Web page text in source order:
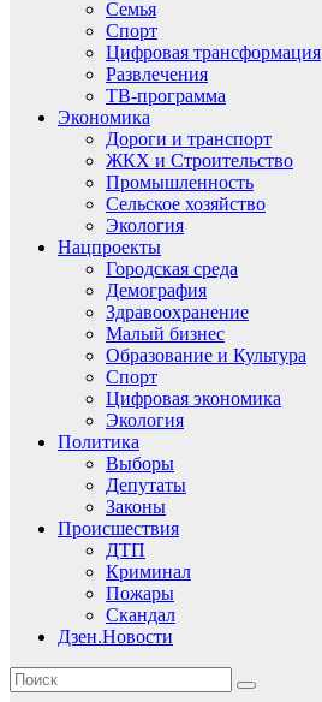
Семья
Спорт
Цифровая трансформация
Развлечения
ТВ-программа
Экономика
Дороги и транспорт
ЖКХ и Строительство
Промышленность
Сельское хозяйство
Экология
Нацпроекты
Городская среда
Демография
Здравоохранение
Малый бизнес
Образование и Культура
Спорт
Цифровая экономика
Экология
Политика
Выборы
Депутаты
Законы
Происшествия
ДТП
Криминал
Пожары
Скандал
Дзен.Новости